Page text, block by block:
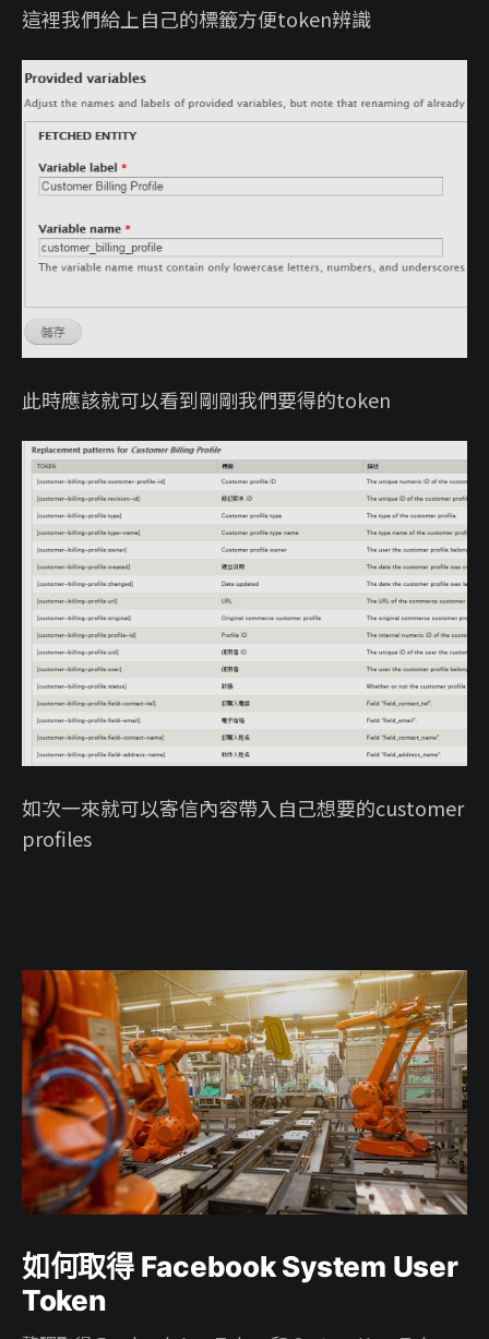
這裡我們給上自己的標籤方便token辨識
此時應該就可以看到剛剛我們要得的token
如次一來就可以寄信內容帶入自己想要的customer
profiles
如何取得 Facebook System User
Token